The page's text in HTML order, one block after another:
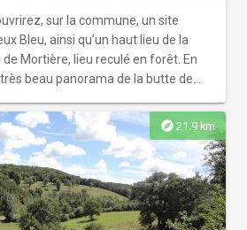
sur la commune, un site
Bleu, ainsi qu’un haut lieu de la
Mortière, lieu reculé en forêt. En
beau panorama de la butte de
en forêt.
explore 21.9 km